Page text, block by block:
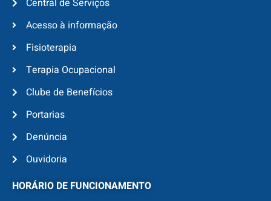
Central de Serviços
Acesso à informação
Fisioterapia
Terapia Ocupacional
Clube de Benefícios
Portarias
Denúncia
Ouvidoria
HORÁRIO DE FUNCIONAMENTO